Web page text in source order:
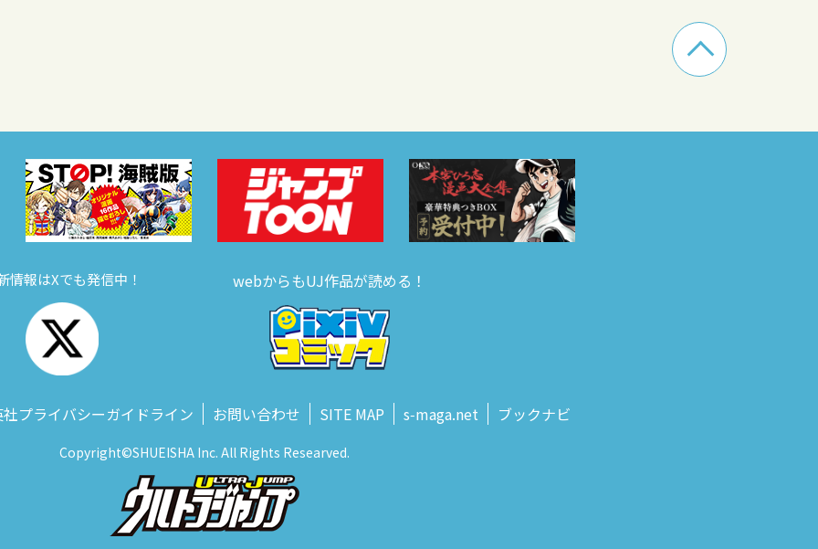
情報はXでも発信中！ webからもUJ作品が読める！
プライバシーガイドライン お問い合わせ SITE MAP s‑maga.net ブックナビ
Copyright©SHUEISHA Inc. All Rights Researved.